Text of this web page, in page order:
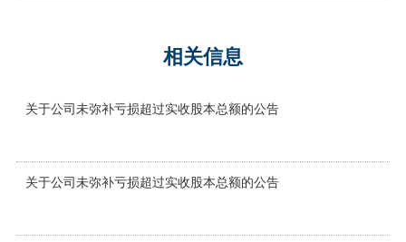
相关信息
关于公司未弥补亏损超过实收股本总额的公告
关于公司未弥补亏损超过实收股本总额的公告